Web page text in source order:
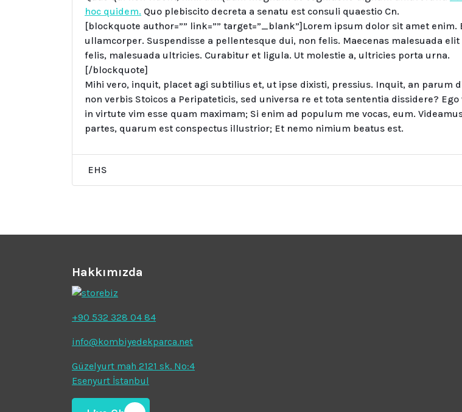
hoc quidem. Quo plebiscito decreta a senatu est consuli quaestio Cn.
[blockquote author=”” link=”” target=”_blank”]Lorem ipsum dolor sit amet enim.
ullamcorper. Suspendisse a pellentesque dui, non felis. Maecenas malesuada
felis, malesuada ultricies. Curabitur et ligula. Ut molestie a, ultricies porta urna.
[/blockquote]
Mihi vero, inquit, placet agi subtilius et, ut ipse dixisti, pressius. Inquit, an parum
non verbis Stoicos a Peripateticis, sed universa re et tota sententia dissidere? Ego
in virtute vim esse quam maximam; Si enim ad populum me vocas, eum.
partes, quarum est conspectus illustrior; Et nemo nimium beatus est.
EHS
Hakkımızda
+90 532 328 04 84
info@kombiyedekparca.net
Güzelyurt mah 2121 sk. No:4
Esenyurt İstanbul